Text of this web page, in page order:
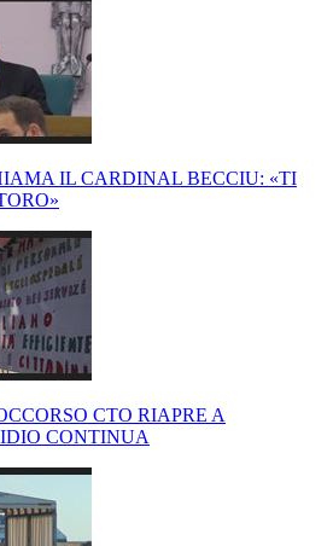
IL CARDINAL BECCIU: «TI
CTO RIAPRE A
CONTINUA